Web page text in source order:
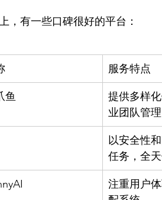
服务特点
鱼
提供多样
业团队管理
以安全性
任务，全
注重用户